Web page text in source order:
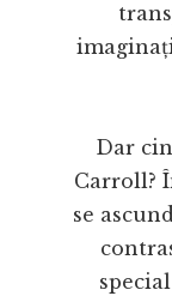
Dar
Carroll?
se